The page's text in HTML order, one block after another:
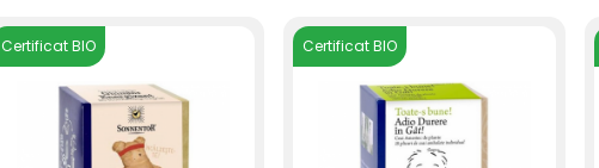
Certificat BIO Certificat BIO